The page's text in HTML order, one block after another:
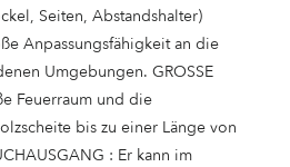
Seiten, Abstandshalter)
Anpassungsfähigkeit an die
Umgebungen. GROSSE
Feuerraum und die
bis zu einer Länge von
: Er kann im